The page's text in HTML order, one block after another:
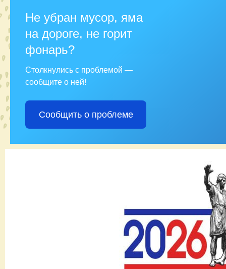
Не убран мусор, яма
на дороге, не горит
фонарь?
Столкнулись с проблемой —
сообщите о ней!
Сообщить о проблеме